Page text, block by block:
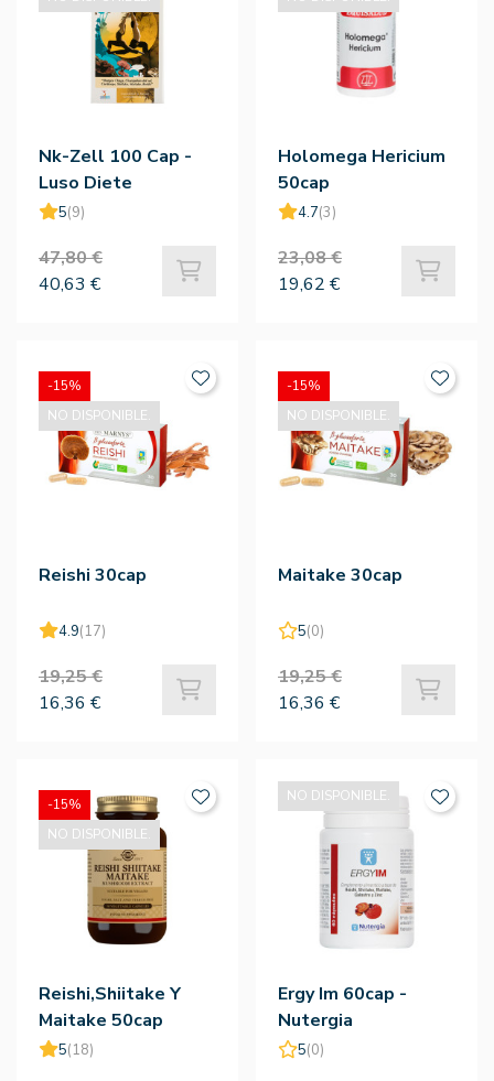
Nk-Zell 100 Cap -
Luso Diete
5(9)
47,80 €
40,63 €
Holomega Hericium
50cap
4.7(3)
23,08 €
19,62 €
Reishi 30cap
4.9(17)
19,25 €
16,36 €
-15%
NO DISPONIBLE.
Maitake 30cap
5(0)
19,25 €
16,36 €
-15%
NO DISPONIBLE.
Reishi,Shiitake Y
Maitake 50cap
Vegetales
5(18)
-15%
NO DISPONIBLE.
Ergy Im 60cap -
Nutergia
5(0)
NO DISPONIBLE.